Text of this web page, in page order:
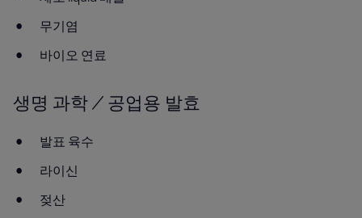
무기염
바이오 연료
생명 과학 / 공업용 발효
발표 육수
라이신
젖산